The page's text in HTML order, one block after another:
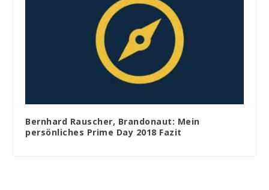
Bernhard Rauscher, Brandonaut: Mein
persönliches Prime Day 2018 Fazit